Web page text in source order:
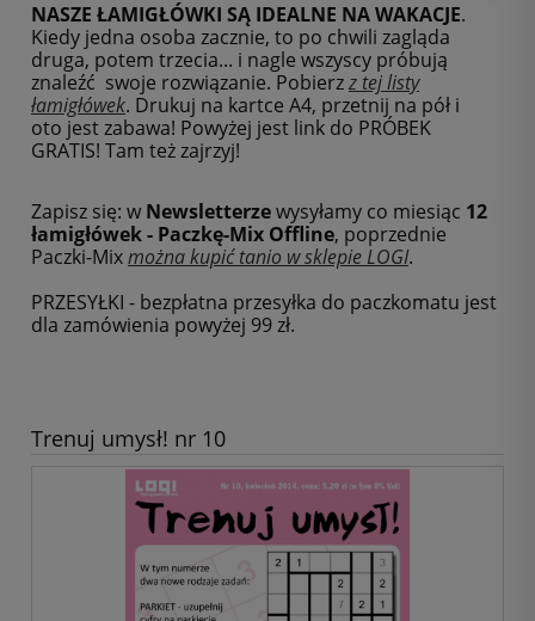
NASZE ŁAMIGŁÓWKI SĄ IDEALNE NA WAKACJE.
Kiedy jedna osoba zacznie, to po chwili zagląda
druga, potem trzecia... i nagle wszyscy próbują
znaleźć swoje rozwiązanie. Pobierzz tej listy
łamigłówek. Drukuj na kartce A4, przetnij na pół i
oto jest zabawa! Powyżej jest link do PRÓBEK
GRATIS! Tam też zajrzyj!
Zapisz się: w Newsletterzewysyłamy co miesiąc 12
łamigłówek - Paczkę-Mix Offline, poprzednie
Paczki-Mixmożna kupić tanio w sklepie LOGI.
PRZESYŁKI - bezpłatna przesyłka do paczkomatu jest
dla zamówienia powyżej 99 zł.
Trenuj umysł! nr 10